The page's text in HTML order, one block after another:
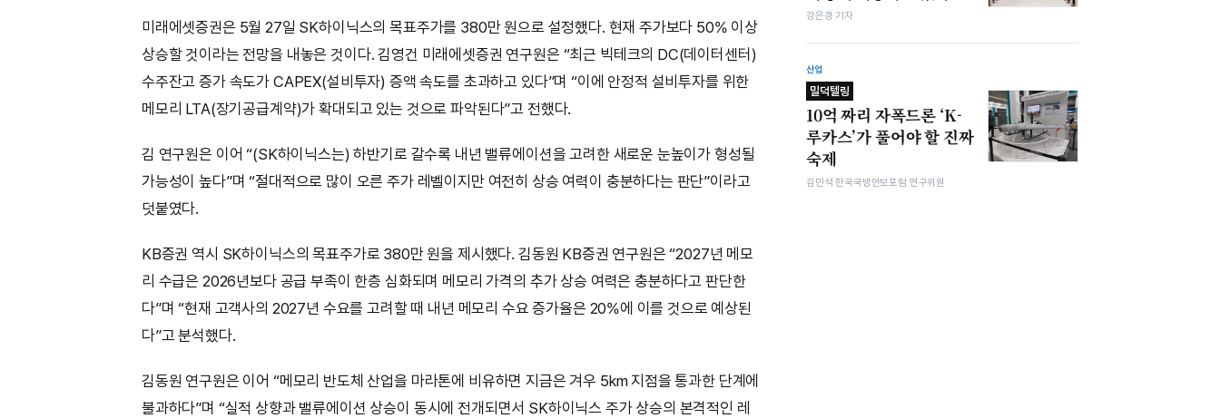
미래에셋증권은 5월 27일 SK하이닉스의 목표주가를 380만 원으로 설정했다. 현재 주가보다 50% 이상
상승할 것이라는 전망을 내놓은 것이다. 김영건 미래에셋증권 연구원은 “최근 빅테크의 DC(데이터센터)
수주잔고 증가 속도가 CAPEX(설비투자) 증액 속도를 초과하고 있다”며 “이에 안정적 설비투자를 위한
메모리 LTA(장기공급계약)가 확대되고 있는 것으로 파악된다”고 전했다.
김 연구원은 이어 “(SK하이닉스는) 하반기로 갈수록 내년 밸류에이션을 고려한 새로운 눈높이가 형성될
가능성이 높다”며 “절대적으로 많이 오른 주가 레벨이지만 여전히 상승 여력이 충분하다는 판단”이라고
덧붙였다.
KB증권 역시 SK하이닉스의 목표주가로 380만 원을 제시했다. 김동원 KB증권 연구원은 “2027년 메모
리 수급은 2026년보다 공급 부족이 한층 심화되며 메모리 가격의 추가 상승 여력은 충분하다고 판단한
다”며 “현재 고객사의 2027년 수요를 고려할 때 내년 메모리 수요 증가율은 20%에 이를 것으로 예상된
다”고 분석했다.
김동원 연구원은 이어 “메모리 반도체 산업을 마라톤에 비유하면 지금은 겨우 5km 지점을 통과한 단계에
불과하다”며 “실적 상향과 밸류에이션 상승이 동시에 전개되면서 SK하이닉스 주가 상승의 본격적인 레
강은경 기자
산업
밀덕텔링
10억 짜리 자폭드론 ‘K-
루카스’가 풀어야 할 진짜
숙제
김민석 한국국방안보포럼 연구위원